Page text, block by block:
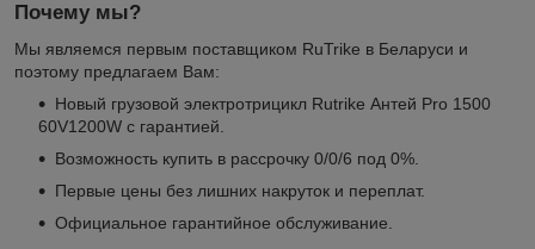
Почему мы?
Мы являемся первым поставщиком RuTrike в Беларуси и
поэтому предлагаем Вам:
Новый грузовой электротрицикл Rutrike Антей Pro 1500
60V1200W с гарантией.
Возможность купить в рассрочку 0/0/6 под 0%.
Первые цены без лишних накруток и переплат.
Официальное гарантийное обслуживание.